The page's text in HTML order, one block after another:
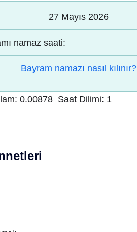
27 Mayıs 2026
namaz saati:
Bayram namazı nasıl kılınır?
0.00878 Saat Dilimi: 1